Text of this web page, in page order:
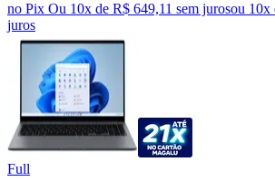
no Pix Ou 10x de R$ 649,11 sem jurosou 10x
juros
Full